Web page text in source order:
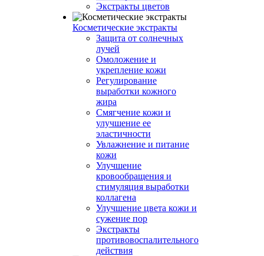
Экстракты цветов
Косметические экстракты
Защита от солнечных
лучей
Омоложение и
укрепление кожи
Регулирование
выработки кожного
жира
Смягчение кожи и
улучшение ее
эластичности
Увлажнение и питание
кожи
Улучшение
кровообращения и
стимуляция выработки
коллагена
Улучшение цвета кожи и
сужение пор
Экстракты
противовоспалительного
действия